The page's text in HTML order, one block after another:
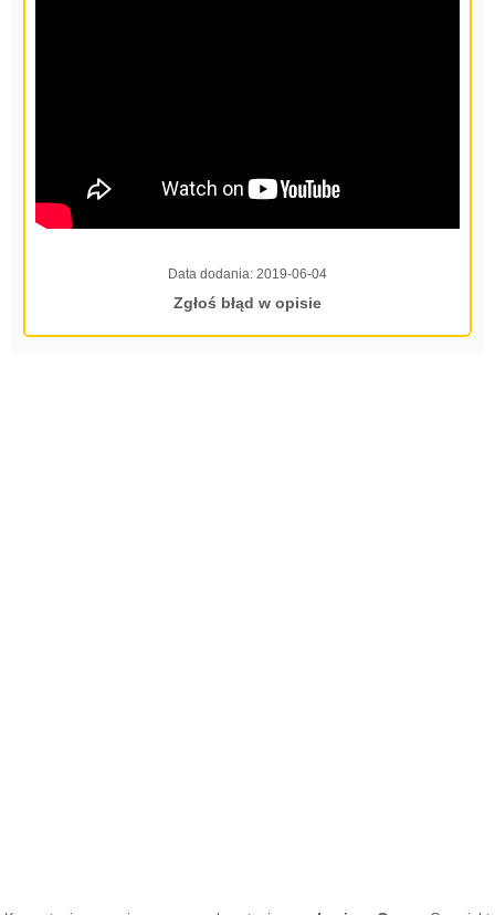
Data dodania: 2019-06-04
Zgłoś błąd w opisie